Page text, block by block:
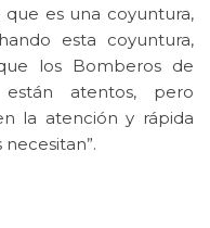
es una coyuntura,
esta coyuntura,
los Bomberos de
están atentos, pero
la atención y rápida